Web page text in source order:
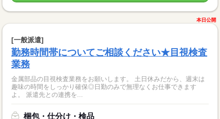
本日公開
[一般派遣]
勤務時間帯についてご相談ください★目視検査
業務
金属部品の目視検査業務をお願いします。 土日休みだから、週末は
趣味の時間をしっかり確保◎日勤のみで無理なくお仕事できます
よ。 派遣先との連携を...
梱包・仕分け・検品